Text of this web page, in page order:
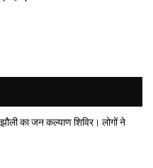
का जन कल्याण शिविर। लोगों ने